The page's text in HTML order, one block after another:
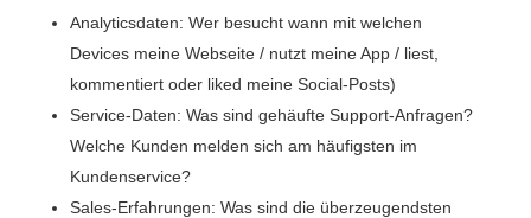
Analyticsdaten: Wer besucht wann mit welchen
Devices meine Webseite / nutzt meine App / liest,
kommentiert oder liked meine Social-Posts)
Service-Daten: Was sind gehäufte Support-Anfragen?
Welche Kunden melden sich am häufigsten im
Kundenservice?
Sales-Erfahrungen: Was sind die überzeugendsten